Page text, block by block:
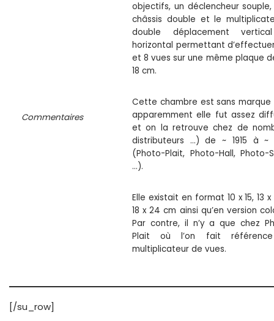
Commentaires
objectifs, un déclencheur
châssis double et le
double déplacement
horizontal permettant
et 8 vues sur une même plaque
18 cm.
Cette chambre est sans marque
apparemment elle fut assez
et on la retrouve chez de
distributeurs …) de ~ 1915 à ~
(Photo-Plait, Photo-Hall, Photo-
…).
Elle existait en format 10 x 15, 13 x
18 x 24 cm ainsi qu’en version
Par contre, il n’y a que chez
Plait où l’on fait
multiplicateur de vues.
[/su_row]